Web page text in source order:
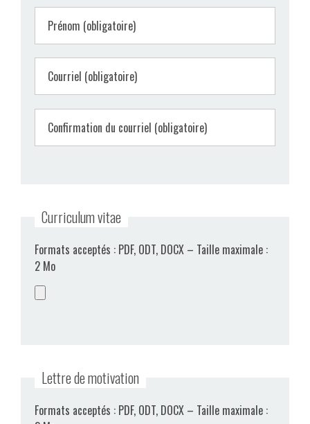
Prénom (obligatoire)
Courriel (obligatoire)
Confirmation du courriel (obligatoire)
Curriculum vitae
Formats acceptés : PDF, ODT, DOCX – Taille maximale :
2 Mo
Lettre de motivation
Formats acceptés : PDF, ODT, DOCX – Taille maximale :